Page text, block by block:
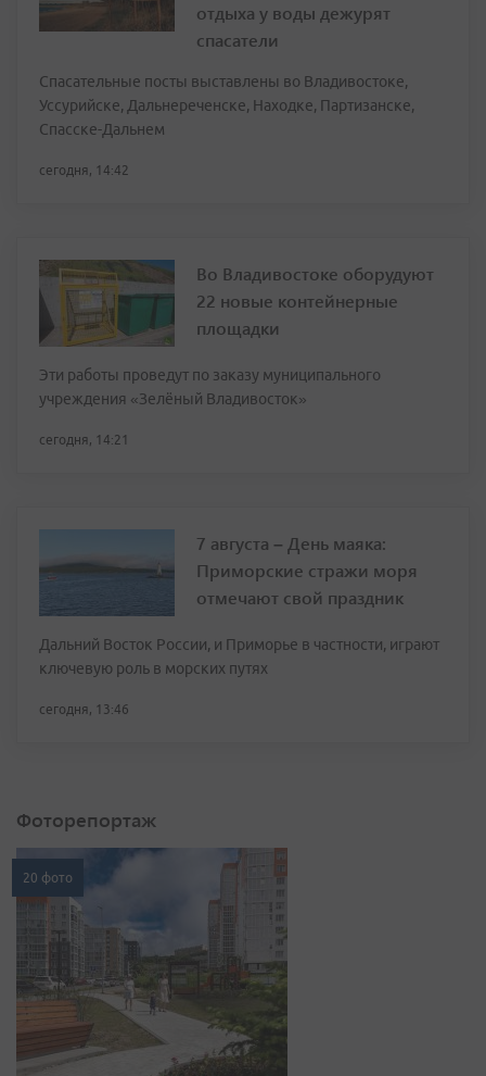
отдыха у воды дежурят
спасатели
Спасательные посты выставлены во Владивостоке,
Уссурийске, Дальнереченске, Находке, Партизанске,
Спасске-Дальнем
сегодня, 14:42
Во Владивостоке оборудуют
22 новые контейнерные
площадки
Эти работы проведут по заказу муниципального
учреждения «Зелёный Владивосток»
сегодня, 14:21
7 августа – День маяка:
Приморские стражи моря
отмечают свой праздник
Дальний Восток России, и Приморье в частности, играют
ключевую роль в морских путях
сегодня, 13:46
Фоторепортаж
20 фото